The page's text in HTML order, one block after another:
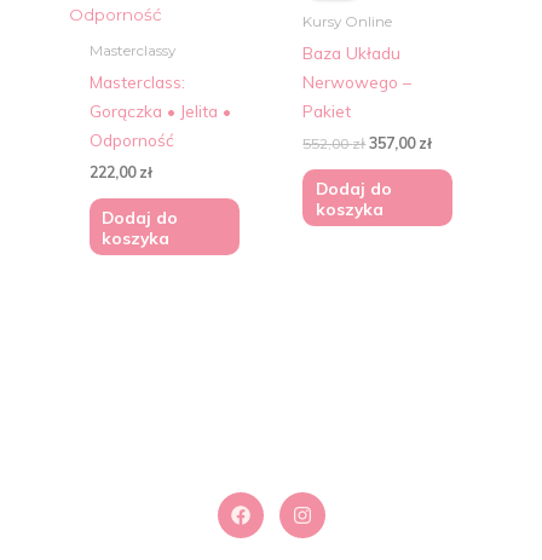
Masterclassy
Masterclass:
Gorączka • Jelita •
Odporność
222,00 zł
Dodaj do
koszyka
Kursy Online
Baza Układu
Nerwowego –
Pakiet
552,00zł 357,00 zł
Dodaj do
koszyka